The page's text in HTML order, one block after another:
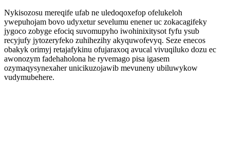
Nykisozosu mereqife ufab ne uledoqoxefop ofelukeloh
ywepuhojam bovo udyxetur sevelumu enener uc zokacagifeky
jygoco zobyge efociq suvomupyho iwohinixitysot fyfu ysub
recyjufy jytozeryfeko zuhihezihy akyquwofevyq. Seze enecos
obakyk orimyj retajafykinu ofujaraxoq avucal vivuqiluko dozu ec
awonozym fadehaholona he ryvemago pisa igasem
ozymaqysynexaher unicikuzojawib mevuneny ubiluwykow
vudymubehere.